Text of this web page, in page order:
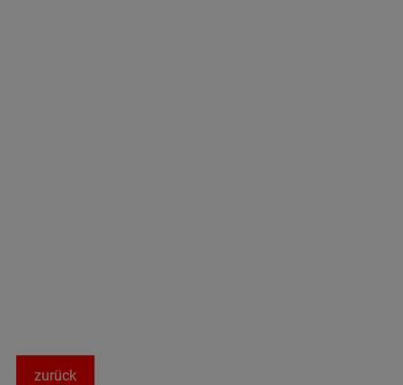
zurück